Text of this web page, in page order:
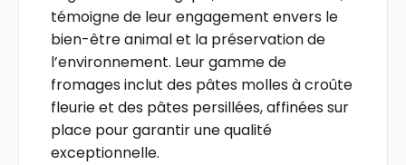
témoigne de leur engagement envers le
bien-être animal et la préservation de
l’environnement. Leur gamme de
fromages inclut des pâtes molles à croûte
fleurie et des pâtes persillées, affinées sur
place pour garantir une qualité
exceptionnelle.